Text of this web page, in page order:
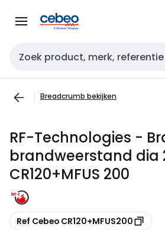
naar
naar
Zoekveld invoer
Breadcrumb bekijken
RF-Technologies -
brandweerstand dia
CR120+MFUS 200
Kopiëren
Ref Cebeo CR120+MFUS200